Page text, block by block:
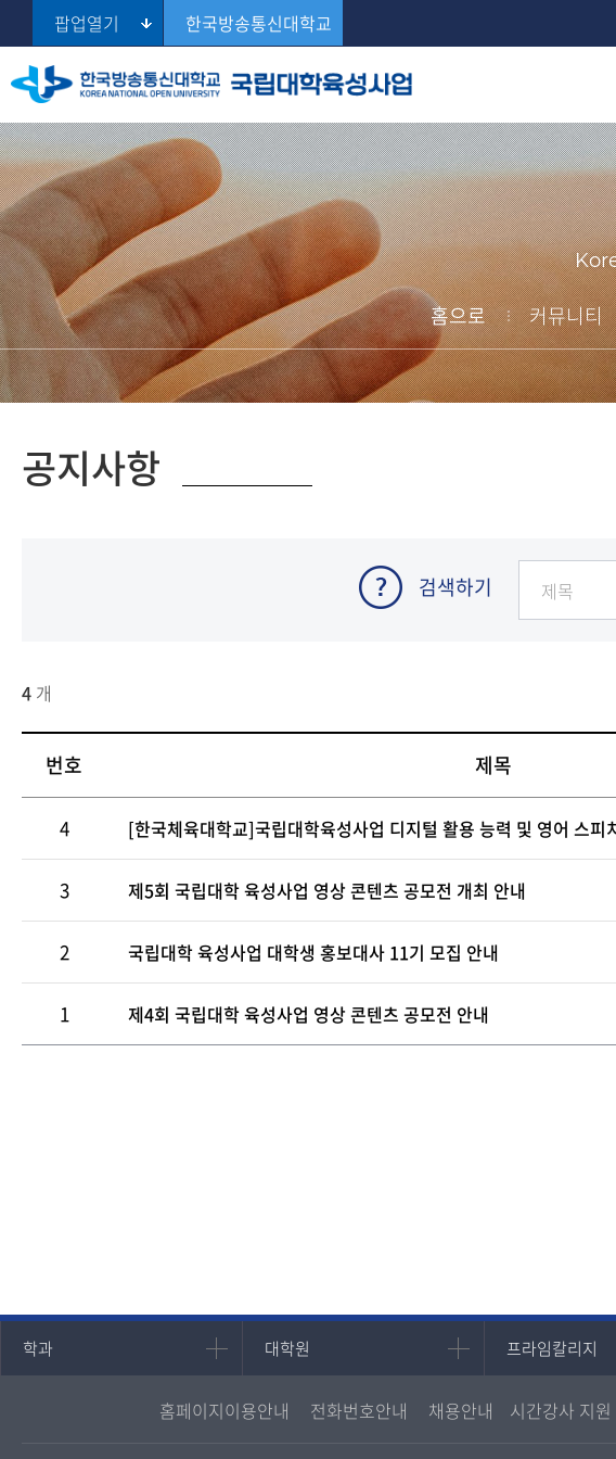
팝업열기 한국방송통신대학교
인사말
비전 및 목표
추진체계
2018~2022
2023~현재
사업성과
보도자료
갤러리
공지사항
Q&A
관련사이트
규정 및 지침
서식
Search
홈으로 커뮤니티
공지사항
검색하기
4 개
번호 제목
4 [한국체육대학교]국립대학육성사업 디지털 활용 능력 및 영어 스피
3 제5회 국립대학 육성사업 영상 콘텐츠 공모전 개최 안내
2 국립대학 육성사업 대학생 홍보대사 11기 모집 안내
1 제4회 국립대학 육성사업 영상 콘텐츠 공모전 안내
학과
인문과학대학 대학원
대학원
경영대학원
프라임칼리지
프라임칼리지
평생교육과정
홈페이지이용안내 전화번호안내 채용안내 시간강사 지원